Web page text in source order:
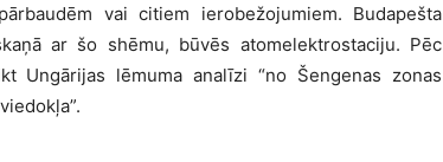
vai citiem ierobežojumiem. Budapešta
ar šo shēmu, būvēs atomelektrostaciju. Pēc
Ungārijas lēmuma analīzi “no Šengenas zonas